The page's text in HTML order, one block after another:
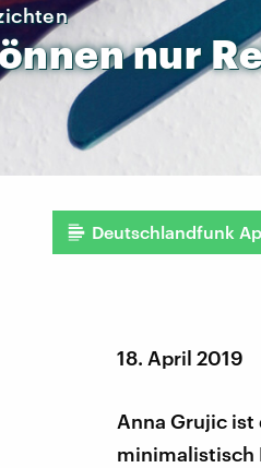
nur
Deutschlandfunk
18. April 2019
Anna Grujic
minimalistisch